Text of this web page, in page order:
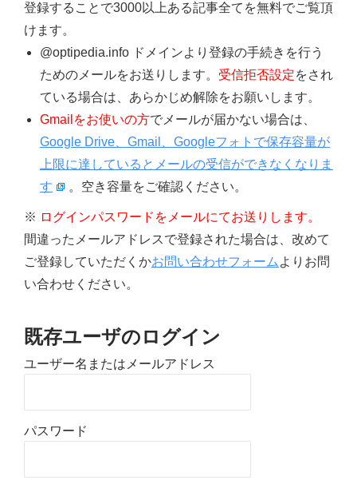
登録することで3000以上ある記事全てを無料でご覧頂
けます。
@optipedia.info ドメインより登録の手続きを行う
ためのメールをお送りします。 受信拒否設定をされ
ている場合は、あらかじめ解除をお願いします。
Gmailをお使いの方でメールが届かない場合は、
Google Drive、Gmail、Googleフォトで保存容量が
上限に達しているとメールの受信ができなくなりま
す
。空き容量をご確認ください。
※ ログインパスワードをメールにてお送りします。
間違ったメールアドレスで登録された場合は、改めて
ご登録していただくかお問い合わせフォーム よりお問
い合わせください。
既存ユーザのログイン
ユーザー名またはメールアドレス
パスワード